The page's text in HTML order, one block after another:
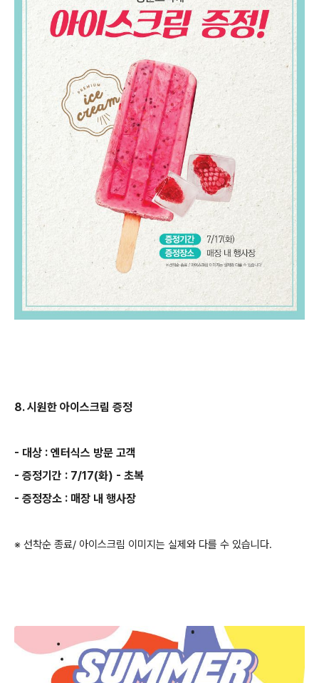
8. 시원한 아이스크림 증정
- 대상 : 엔터식스 방문 고객
- 증정기간 : 7/17(화) - 초복
- 증정장소 : 매장 내 행사장
※ 선착순 종료/ 아이스크림 이미지는 실제와 다를 수 있습니다.